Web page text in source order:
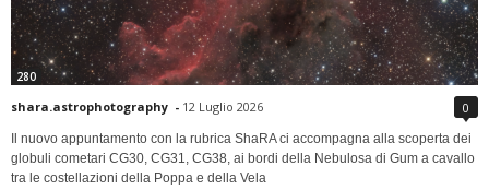
280
shara.astrophotography - 12 Luglio 2026 0
Il nuovo appuntamento con la rubrica ShaRA ci accompagna alla scoperta dei
globuli cometari CG30, CG31, CG38, ai bordi della Nebulosa di Gum a cavallo
tra le costellazioni della Poppa e della Vela